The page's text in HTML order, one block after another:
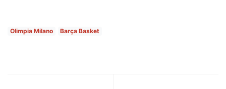
Olimpia Milano Barça Basket